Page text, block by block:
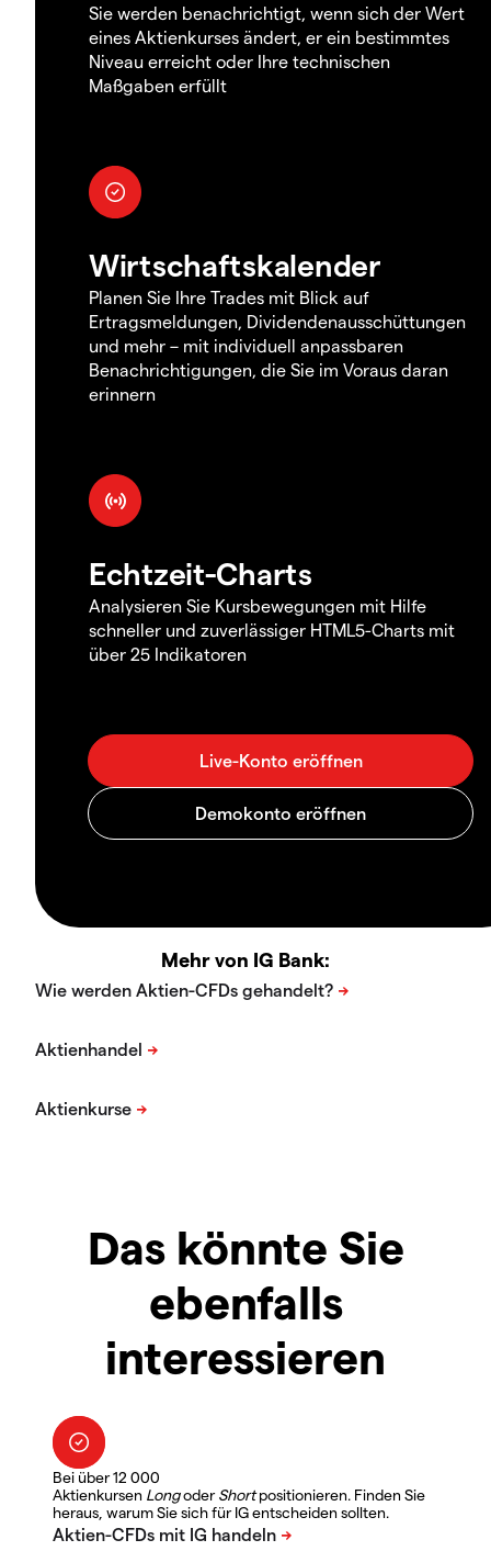
Sie werden benachrichtigt, wenn sich der Wert
eines Aktienkurses ändert, er ein bestimmtes
Niveau erreicht oder Ihre technischen
Maßgaben erfüllt
Wirtschaftskalender
Planen Sie Ihre Trades mit Blick auf
Ertragsmeldungen, Dividendenausschüttungen
und mehr – mit individuell anpassbaren
Benachrichtigungen, die Sie im Voraus daran
erinnern
Echtzeit-Charts
Analysieren Sie Kursbewegungen mit Hilfe
schneller und zuverlässiger HTML5-Charts mit
über 25 Indikatoren
Mehr von IG Bank:
Das könnte Sie
ebenfalls
interessieren
Bei über 12 000
Aktienkursen LongoderShortpositionieren. Finden Sie
heraus, warum Sie sich für IG entscheiden sollten.